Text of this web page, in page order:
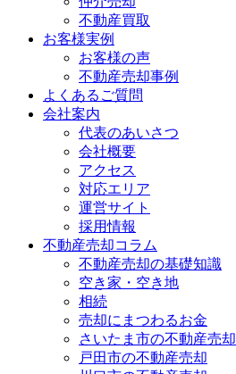
不動産買取
お客様実例
お客様の声
不動産売却事例
よくあるご質問
会社案内
代表のあいさつ
会社概要
アクセス
対応エリア
運営サイト
採用情報
不動産売却コラム
不動産売却の基礎知識
空き家・空き地
相続
売却にまつわるお金
さいたま市の不動産売却
戸田市の不動産売却